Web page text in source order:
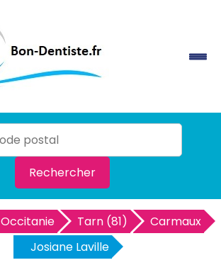
Rechercher
Occitanie Tarn (81)
Carmaux
Josiane Laville